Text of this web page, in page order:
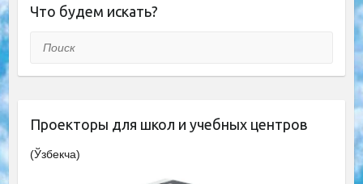
Что будем искать?
Поиск
Проекторы для школ и учебных центров
(Ўзбекча)